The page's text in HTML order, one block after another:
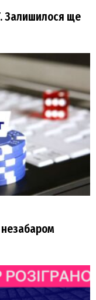
Залишилося ще
незабаром